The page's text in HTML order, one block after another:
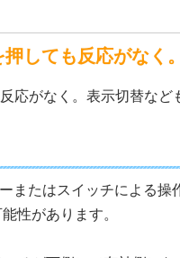
しても反応がなく
応がなく。表示切替など
またはスイッチによる
性があります。